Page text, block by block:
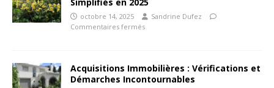
octobre 14, 2025
Sandrine Dufez
Commentaires fermés
Acquisitions Immobilières : Vérifications et
Démarches Incontournables